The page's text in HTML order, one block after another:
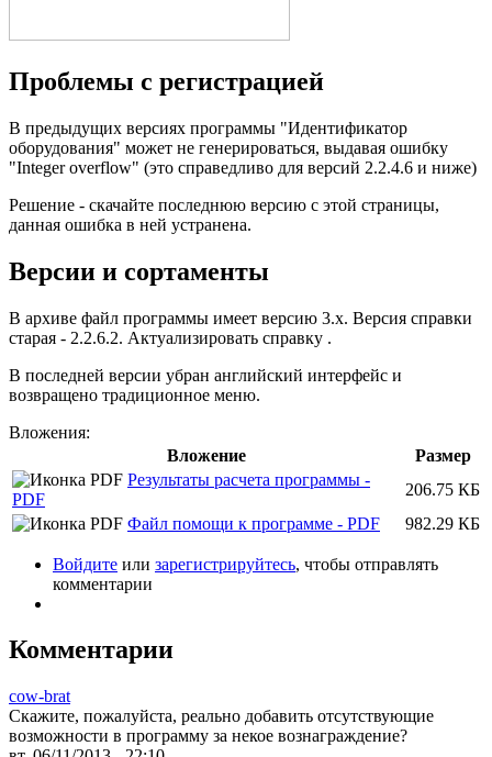
Проблемы с регистрацией
В предыдущих версиях программы "Идентификатор
оборудования" может не генерироваться, выдавая ошибку
"Integer overflow" (это справедливо для версий 2.2.4.6 и ниже)
Решение - скачайте последнюю версию с этой страницы,
данная ошибка в ней устранена.
Версии и сортаменты
В архиве файл программы имеет версию 3.х. Версия справки
старая - 2.2.6.2. Актуализировать справку .
В последней версии убран английский интерфейс и
возвращено традиционное меню.
Вложения:
Вложение
Размер
Результаты расчета программы -
PDF
206.75 КБ
Файл помощи к программе - PDF
982.29 КБ
Войдите или зарегистрируйтесь, чтобы отправлять
комментарии
Комментарии
cow-brat
Скажите, пожалуйста, реально добавить отсутствующие
возможности в программу за некое вознаграждение?